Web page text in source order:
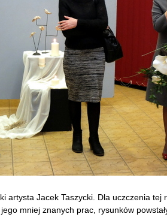
artysta Jacek Taszycki. Dla uczczenia
mniej znanych prac, rysunków